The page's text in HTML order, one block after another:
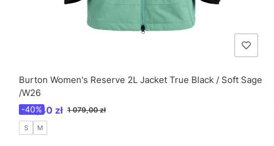
Burton Women's Reserve 2L Jacket True Black / Soft Sage
/W26
Cena promocyjna
647,40 zł 1 079,00 zł
-40%
S M